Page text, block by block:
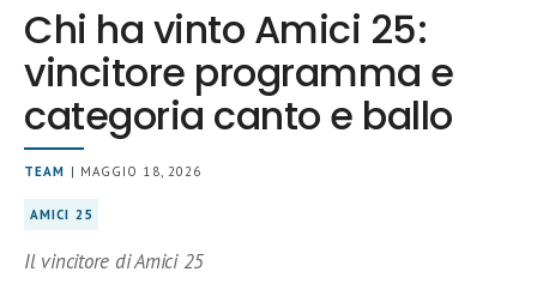
Chi ha vinto Amici 25:
vincitore programma e
categoria canto e ballo
TEAM | MAGGIO 18, 2026
AMICI 25
Il vincitore di Amici 25